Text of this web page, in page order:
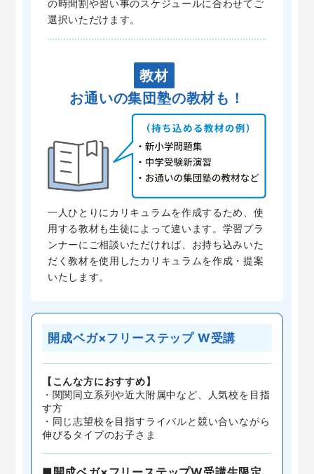
の時間割や習い事のスケジュールに合わせてご
選択いただけます。
教材
お通いの集団塾の教材も！
一人ひとりにカリキュラムを作成するため、使
用する教材も生徒によって違います。学習プラ
ンナーにご相談いただければ、お持ち込みいた
だく教材を使用したカリキュラムを作成・提案
いたします。
開成ベガ×フリーステップ W受講
【こんな方におすすめ】
・関関同立系列や近大附属中など、人気校を目指
す方
・同じ志望校を目指すライバルと競い合いながら
伸びるタイプのお子さま